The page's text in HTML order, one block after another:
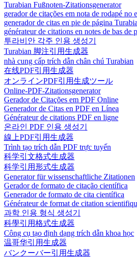
Turabian Fußnoten-Zitationsgenerator
gerador de citações em nota de rodapé no
generador de citas en pie de página
générateur de citations en notes de bas de
투라비안 각주 인용 생성기
Turabian 脚注引用生成器
nhà cung cấp trích dẫn chân chú Turabian
在线PDF引用生成器
オンラインPDF引用生成ツール
Online-PDF-Zitationsgenerator
Gerador de Citações em PDF Online
Generador de Citas en PDF en Línea
Générateur de citations PDF en ligne
온라인 PDF 인용 생성기
線上PDF引用生成器
Trình tạo trích dẫn PDF trực tuyến
科学引文格式生成器
科学引用形式生成器
Generator für wissenschaftliche Zitationen
Gerador de formato de citação científica
Generador de formato de cita científica
Générateur de format de citation
과학 인용 형식 생성기
科學引用格式生成器
Công cụ tạo định dạng trích dẫn khoa học
温哥华引用生成器
バンクーバー引用生成器